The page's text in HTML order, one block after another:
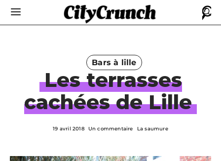
Bars à lille
Les terrasses
cachées de Lille
19 avril 2018 Un commentaire La saumure